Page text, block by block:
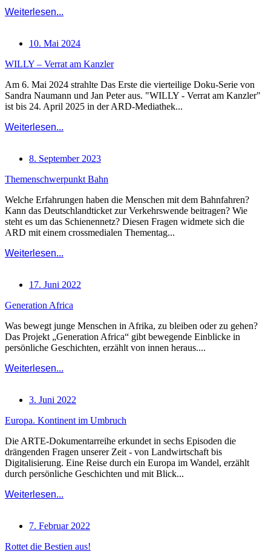
Weiterlesen...
10. Mai 2024
WILLY – Verrat am Kanzler
Am 6. Mai 2024 strahlte Das Erste die vierteilige Doku-Serie von
Sandra Naumann und Jan Peter aus. "WILLY - Verrat am Kanzler"
ist bis 24. April 2025 in der ARD-Mediathek...
Weiterlesen...
8. September 2023
Themenschwerpunkt Bahn
Welche Erfahrungen haben die Menschen mit dem Bahnfahren?
Kann das Deutschlandticket zur Verkehrswende beitragen? Wie
steht es um das Schienennetz? Diesen Fragen widmete sich die
ARD mit einem crossmedialen Thementag...
Weiterlesen...
17. Juni 2022
Generation Africa
Was bewegt junge Menschen in Afrika, zu bleiben oder zu gehen?
Das Projekt „Generation Africa“ gibt bewegende Einblicke in
persönliche Geschichten, erzählt von innen heraus....
Weiterlesen...
3. Juni 2022
Europa. Kontinent im Umbruch
Die ARTE-Dokumentarreihe erkundet in sechs Episoden die
drängenden Fragen unserer Zeit - von Landwirtschaft bis
Digitalisierung. Eine Reise durch ein Europa im Wandel, erzählt
durch persönliche Geschichten und mit Blick...
Weiterlesen...
7. Februar 2022
Rottet die Bestien aus!